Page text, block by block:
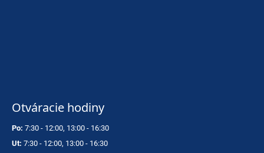
Otváracie hodiny
Po: 7:30 - 12:00, 13:00 - 16:30
Ut: 7:30 - 12:00, 13:00 - 16:30